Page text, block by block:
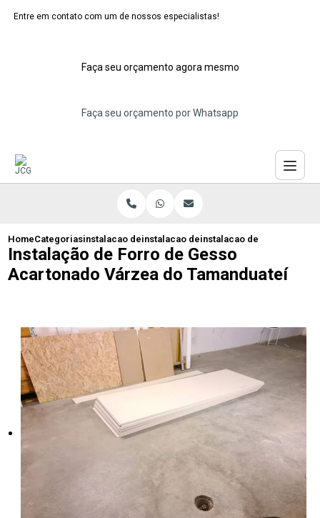
Entre em contato com um de nossos especialistas!
Faça seu orçamento agora mesmo
Faça seu orçamento por Whatsapp
HomeCategoriasinstalacao de forros de gesso
instalacao de forro de gesso para
instalacao de forro de
Instalação de Forro de Gesso
Acartonado Várzea do Tamanduateí